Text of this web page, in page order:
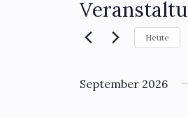
Heute
September 2026